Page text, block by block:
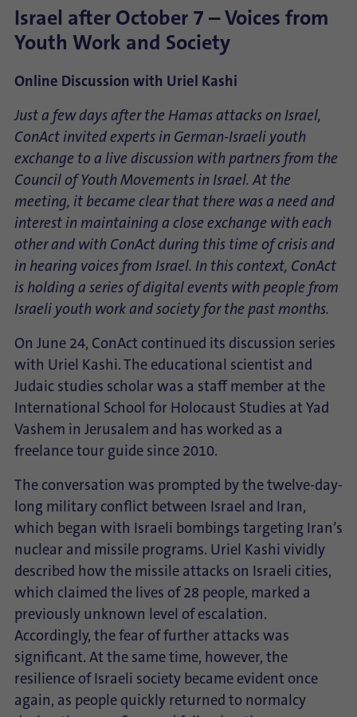
Israel after October 7 – Voices from
Youth Work and Society
Online Discussion with Uriel Kashi
Just a few days after the Hamas attacks on Israel,
ConAct invited experts in German-Israeli youth
exchange to a live discussion with partners from the
Council of Youth Movements in Israel. At the
meeting, it became clear that there was a need and
interest in maintaining a close exchange with each
other and with ConAct during this time of crisis and
in hearing voices from Israel. In this context, ConAct
is holding a series of digital events with people from
Israeli youth work and society for the past months.
On June 24, ConAct continued its discussion series
with Uriel Kashi. The educational scientist and
Judaic studies scholar was a staff member at the
International School for Holocaust Studies at Yad
Vashem in Jerusalem and has worked as a
freelance tour guide since 2010.
The conversation was prompted by the twelve-day-
long military conflict between Israel and Iran,
which began with Israeli bombings targeting Iran’s
nuclear and missile programs. Uriel Kashi vividly
described how the missile attacks on Israeli cities,
which claimed the lives of 28 people, marked a
previously unknown level of escalation.
Accordingly, the fear of further attacks was
significant. At the same time, however, the
resilience of Israeli society became evident once
again, as people quickly returned to normalcy